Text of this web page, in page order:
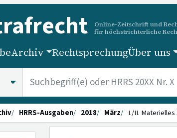
Online-Zeitschrift und
für höchstrichterliche
Archiv RechtsprechungÜber uns
HRRS-Ausgaben 2018 März I./II.